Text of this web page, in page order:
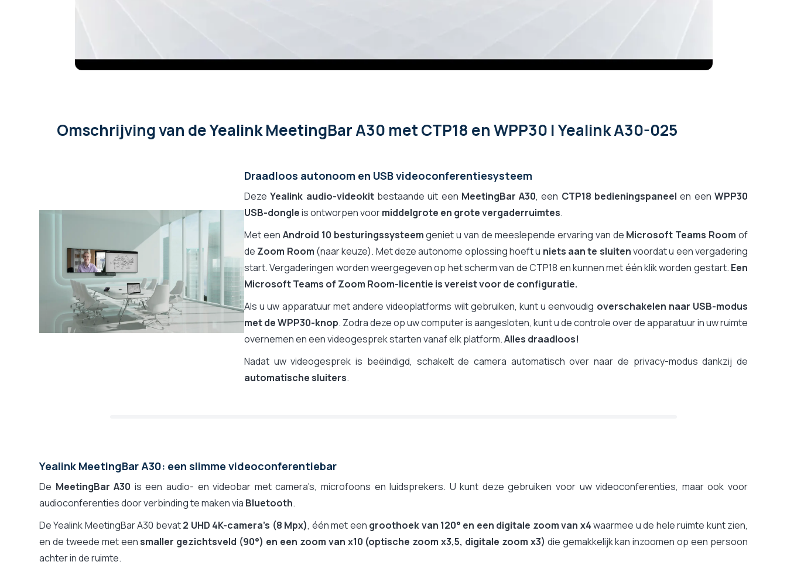
Omschrijvingvan de Yealink MeetingBar A30 met CTP18 en WPP30 | Yealink A30-025
Draadloos autonoom en USB videoconferentiesysteem
DezeYealink audio-videokitbestaande uit een MeetingBar A30, een CTP18 bedieningspaneel en eenWPP30
USB-dongleis ontworpen voormiddelgrote en grote vergaderruimtes.
Met een Android 10 besturingssysteemgeniet u van de meeslepende ervaring van de Microsoft Teams Room of
de Zoom Room (naar keuze). Met deze autonome oplossing hoeft u niets aan te sluitenvoordat u een vergadering
start. Vergaderingen worden weergegeven op het scherm van de CTP18 en kunnen met één klik worden gestart. Een
Microsoft Teams of Zoom Room-licentie is vereist voor de configuratie.
Als u uw apparatuur met andere videoplatforms wilt gebruiken, kunt u eenvoudig overschakelen naar USB-modus
met de WPP30-knop. Zodra deze op uw computer is aangesloten, kunt u de controle over de apparatuur in uw ruimte
overnemen en een videogesprek starten vanaf elk platform.Alles draadloos!
Nadat uw videogesprek is beëindigd, schakelt de camera automatisch over naar de privacy-modus dankzij de
automatische sluiters.
Yealink MeetingBar A30: een slimme videoconferentiebar
De MeetingBar A30 is een audio- en videobar met camera's, microfoons en luidsprekers. U kunt deze gebruiken voor uw videoconferenties, maar ook voor
audioconferenties door verbinding te maken via Bluetooth.
De Yealink MeetingBar A30 bevat2 UHD 4K-camera's (8 Mpx), één met een groothoek van 120° en een digitale zoom van x4waarmee u de hele ruimte kunt zien,
en de tweede met eensmaller gezichtsveld (90°) en een zoom van x10 (optische zoom x3,5, digitale zoom x3) die gemakkelijk kan inzoomen op een persoon
achter in de ruimte.